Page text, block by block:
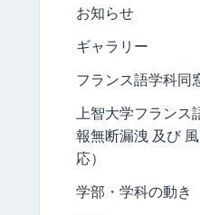
お知らせ
ギャラリー
フランス語学科同
上智大学フランス
報無断漏洩 及び
応）
学部・学科の動き